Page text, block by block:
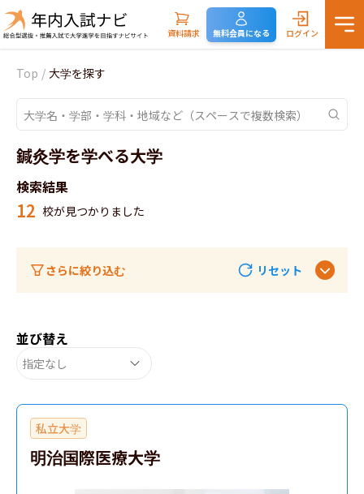
資料請求 無料会員になる ログイン
Top / 大学を探す
鍼灸学を学べる大学
検索結果
12 校が見つかりました
さらに絞り込む リセット
並び替え
指定なし
私立大学
明治国際医療大学